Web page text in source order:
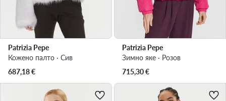
Patrizia Pepe
Кожено палто · Сив
687,18€
Patrizia Pepe
Зимно яке · Розов
715,30€